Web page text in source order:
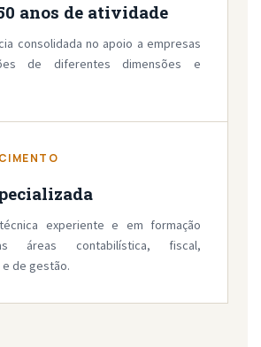
anos de atividade
consolidada no apoio a empresas
de diferentes dimensões e
experiente e em formação
áreas contabilística, fiscal,
de gestão.